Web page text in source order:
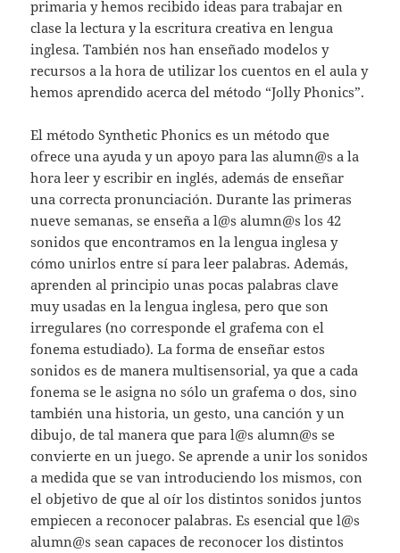
primaria y hemos recibido ideas para trabajar en
clase la lectura y la escritura creativa en lengua
inglesa. También nos han enseñado modelos y
recursos a la hora de utilizar los cuentos en el aula y
hemos aprendido acerca del método “Jolly Phonics”.
El método Synthetic Phonics es un método que
ofrece una ayuda y un apoyo para las alumn@s a la
hora leer y escribir en inglés, además de enseñar
una correcta pronunciación. Durante las primeras
nueve semanas, se enseña a l@s alumn@s los 42
sonidos que encontramos en la lengua inglesa y
cómo unirlos entre sí para leer palabras. Además,
aprenden al principio unas pocas palabras clave
muy usadas en la lengua inglesa, pero que son
irregulares (no corresponde el grafema con el
fonema estudiado). La forma de enseñar estos
sonidos es de manera multisensorial, ya que a cada
fonema se le asigna no sólo un grafema o dos, sino
también una historia, un gesto, una canción y un
dibujo, de tal manera que para l@s alumn@s se
convierte en un juego. Se aprende a unir los sonidos
a medida que se van introduciendo los mismos, con
el objetivo de que al oír los distintos sonidos juntos
empiecen a reconocer palabras. Es esencial que l@s
alumn@s sean capaces de reconocer los distintos